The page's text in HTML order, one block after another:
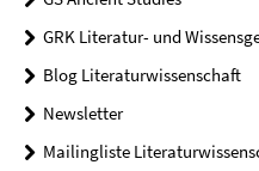
GRK Literatur- und
Blog Literaturwissenschaft
Newsletter
Mailingliste